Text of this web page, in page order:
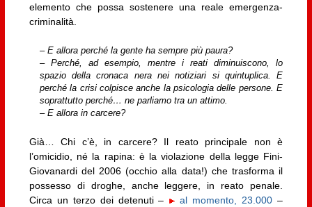
elemento che possa sostenere una reale emergenza-
criminalità.
– E allora perché la gente ha sempre più paura?
– Perché, ad esempio, mentre i reati diminuiscono, lo
spazio della cronaca nera nei notiziari si quintuplica. E
perché la crisi colpisce anche la psicologia delle persone. E
soprattutto perché… ne parliamo tra un attimo.
– E allora in carcere?
Già… Chi c’è, in carcere? Il reato principale non è
l’omicidio, né la rapina: è la violazione della legge Fini-
Giovanardi del 2006 (occhio alla data!) che trasforma il
possesso di droghe, anche leggere, in reato penale.
Circa un terzo dei detenuti –
al momento, 23.000 –